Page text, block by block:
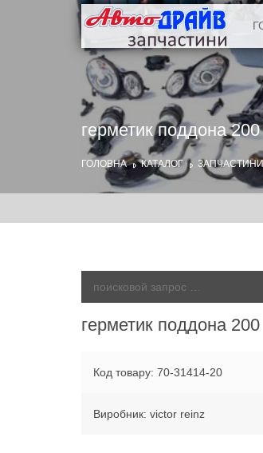
герметик поддона 200
ГОЛОВНА КАТАЛОГ ЗАПЧАСТИНИ
герметик поддона 200
Код товару: 70-31414-20
Виробник: victor reinz